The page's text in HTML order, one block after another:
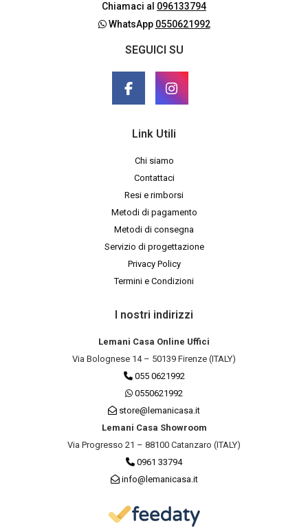
Chiamaci al 096133794
WhatsApp 0550621992
SEGUICI SU
Link Utili
Chi siamo
Contattaci
Resi e rimborsi
Metodi di pagamento
Metodi di consegna
Servizio di progettazione
Privacy Policy
Termini e Condizioni
I nostri indirizzi
Lemani Casa Online Uffici
Via Bolognese 14 – 50139 Firenze (ITALY)
055 0621992
0550621992
store@lemanicasa.it
Lemani Casa Showroom
Via Progresso 21 – 88100 Catanzaro (ITALY)
0961 33794
info@lemanicasa.it